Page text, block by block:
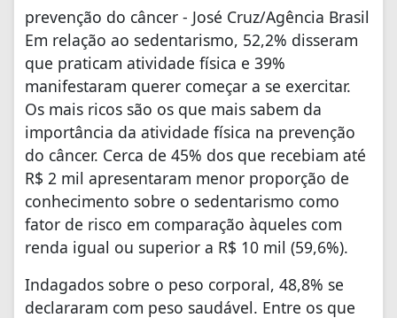
prevenção do câncer - José Cruz/Agência Brasil
Em relação ao sedentarismo, 52,2% disseram
que praticam atividade física e 39%
manifestaram querer começar a se exercitar.
Os mais ricos são os que mais sabem da
importância da atividade física na prevenção
do câncer. Cerca de 45% dos que recebiam até
R$ 2 mil apresentaram menor proporção de
conhecimento sobre o sedentarismo como
fator de risco em comparação àqueles com
renda igual ou superior a R$ 10 mil (59,6%).
Indagados sobre o peso corporal, 48,8% se
declararam com peso saudável. Entre os que